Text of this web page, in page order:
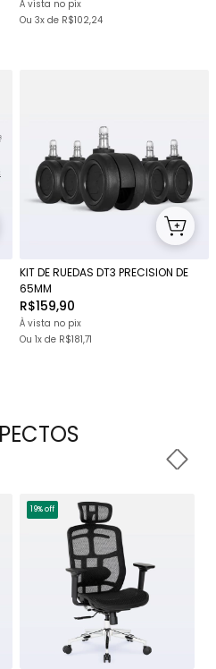
À vista no pix
Ou 3x de R$102,24
KIT DE RUEDAS DT3 PRECISION DE
65MM
R$159,90
À vista no pix
Ou 1x de R$181,71
19% off